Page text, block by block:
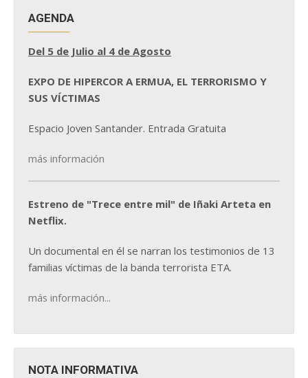
AGENDA
Del 5 de Julio al 4 de Agosto
EXPO DE HIPERCOR A ERMUA, EL TERRORISMO Y
SUS VÍCTIMAS
Espacio Joven Santander. Entrada Gratuita
más información
Estreno de "Trece entre mil" de Iñaki Arteta en
Netflix.
Un documental en él se narran los testimonios de 13
familias víctimas de la banda terrorista ETA.
más información...
NOTA INFORMATIVA